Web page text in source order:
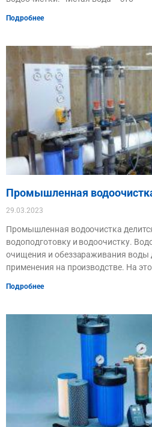
Подробнее
Промышленная
29.03.2023
Промышленная водоочистка
водоподготовку и водоочистку.
очищения и обеззараживания воды
применения на производстве. На
Подробнее